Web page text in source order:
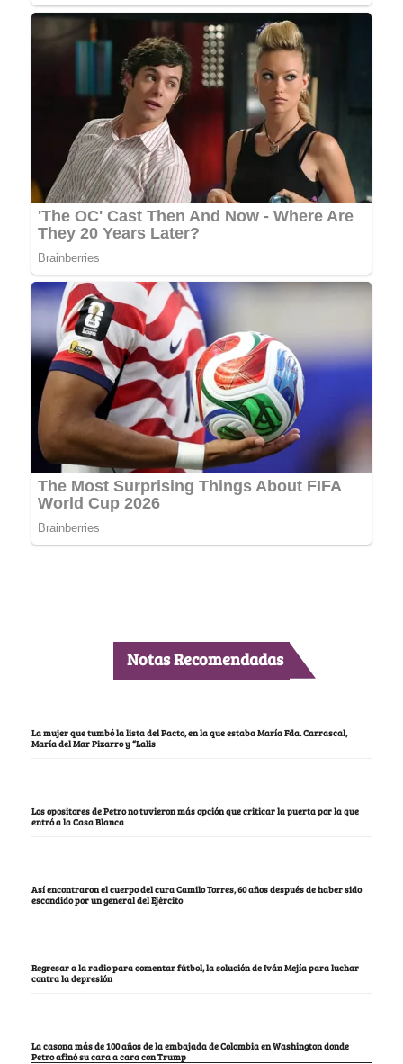
Notas Recomendadas
La mujer que tumbó la lista del Pacto, en la que estaba María Fda. Carrascal,
María del Mar Pizarro y “Lalis
Los opositores de Petro no tuvieron más opción que criticar la puerta por la que
entró a la Casa Blanca
Así encontraron el cuerpo del cura Camilo Torres, 60 años después de haber sido
escondido por un general del Ejército
Regresar a la radio para comentar fútbol, la solución de Iván Mejía para luchar
contra la depresión
La casona más de 100 años de la embajada de Colombia en Washington donde
Petro afinó su cara a cara con Trump